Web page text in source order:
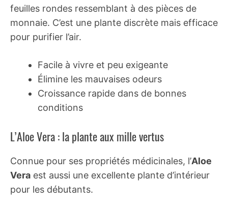
feuilles rondes ressemblant à des pièces de
monnaie. C’est une plante discrète mais efficace
pour purifier l’air.
Facile à vivre et peu exigeante
Élimine les mauvaises odeurs
Croissance rapide dans de bonnes
conditions
L’Aloe Vera : la plante aux mille vertus
Connue pour ses propriétés médicinales, l’Aloe
Vera est aussi une excellente plante d’intérieur
pour les débutants.